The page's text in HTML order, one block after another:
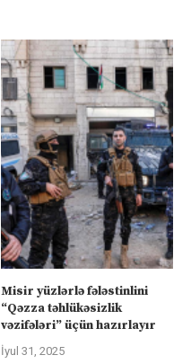
Misir yüzlərlə fələstinlini
“Qəzza təhlükəsizlik
vəzifələri” üçün hazırlayır
İyul 31, 2025